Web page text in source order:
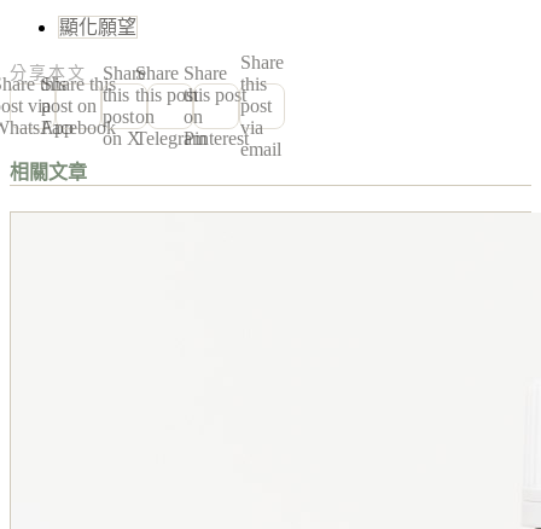
顯化願望
分享本文
this
via
Share this
post on
Facebook
Share
this
post
on X
Share
this post
on
Telegram
Share
this post
on
Pinterest
Share
this
post
via
email
相關文章